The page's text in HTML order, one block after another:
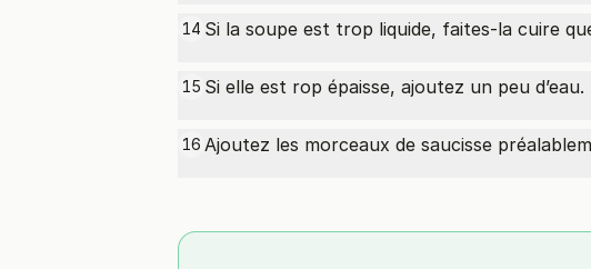
14 Si la soupe est trop liquide, faites-la cuire
15 Si elle est rop épaisse, ajoutez un peu d’eau.
16 Ajoutez les morceaux de saucisse